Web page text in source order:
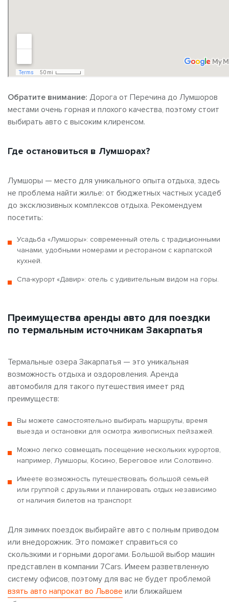
Обратите внимание: Дорога от Перечина до Лумшоров
местами очень горная и плохого качества, поэтому стоит
выбирать авто с высоким клиренсом.
Где остановиться в Лумшорах?
Лумшоры — место для уникального опыта отдыха, здесь
не проблема найти жилье: от бюджетных частных усадеб
до эксклюзивных комплексов отдыха. Рекомендуем
посетить:
Усадьба «Лумшоры»: современный отель с традиционными
чанами, удобными номерами и рестораном с карпатской
кухней.
Спа-курорт «Давир»: отель с удивительным видом на горы.
Преимущества аренды авто для поездки
по термальным источникам Закарпатья
Термальные озера Закарпатья — это уникальная
возможность отдыха и оздоровления. Аренда
автомобиля для такого путешествия имеет ряд
преимуществ:
Вы можете самостоятельно выбирать маршруты, время
выезда и остановки для осмотра живописных пейзажей.
Можно легко совмещать посещение нескольких курортов,
например, Лумшоры, Косино, Береговое или Солотвино.
Имеете возможность путешествовать большой семьей
или группой с друзьями и планировать отдых независимо
от наличия билетов на транспорт.
Для зимних поездок выбирайте авто с полным приводом
или внедорожник. Это поможет справиться со
скользкими и горными дорогами. Большой выбор машин
представлен в компании 7Cars. Имеем разветвленную
систему офисов, поэтому для вас не будет проблемой
взять авто напрокат во Львове или ближайшем